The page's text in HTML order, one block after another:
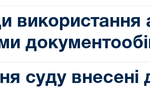
використання
суду